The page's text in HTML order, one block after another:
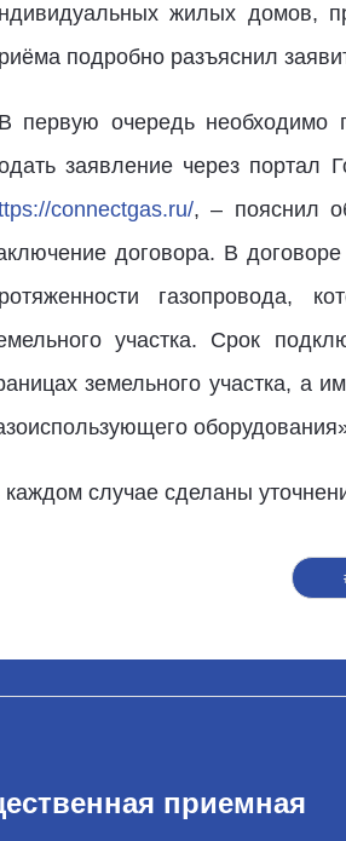
жилых домов,
подробно разъяснил
первую очередь необходимо
заявление через портал
connectgas.ru/, – пояснил
договора. В
газопровода,
участка. Срок
земельного участка, а
каждом случае сделаны
приемная